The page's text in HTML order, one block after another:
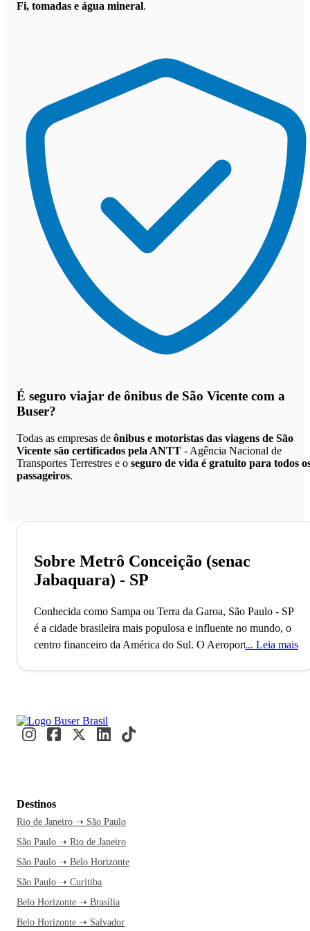
Fi, tomadas e água mineral.
É seguro viajar de ônibus de São Vicente com a
Buser?
Todas as empresas de ônibus e motoristas das viagens de São
Vicente são certificados pela ANTT - Agência Nacional de
Transportes Terrestres e o seguro de vida é gratuito para todos
passageiros.
Sobre Metrô Conceição (senac
Jabaquara) - SP
Conhecida como Sampa ou Terra da Garoa, São Paulo - SP
é a cidade brasileira mais populosa e influente no mundo, o
centro financeiro da América do Sul. O Aeroporto de
eventos internacionais como a Bienal de Arte e a São Paulo
Fashion Week acontecem. Paulistanos e visitantes se
Paulista e suas atrações culturais. A cidade nunca dorme, e
essa energia contagiante é motivo mais do que suficiente
para embarcar agora. Uma passagem de ônibus pela Buser
transforma a viagem em um momento de relaxamento, com
tempo livre para você planejar cada detalhe. Além disso, o
viajar. E quando o ônibus chega à rodoviária, a experiência
paulistana se inicia.No MASP, aproveite uma tarde para
Leia mais
Destinos
Rio de Janeiro ➝ São Paulo
São Paulo ➝ Rio de Janeiro
São Paulo ➝ Belo Horizonte
São Paulo ➝ Curitiba
Belo Horizonte ➝ Brasília
Belo Horizonte ➝ Salvador